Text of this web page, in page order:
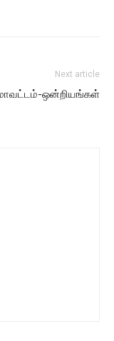
Next article
மாவட்டம்-ஒன்றியங்கள்